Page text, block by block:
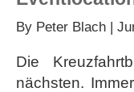
By Peter Blach |
Die
nächsten.